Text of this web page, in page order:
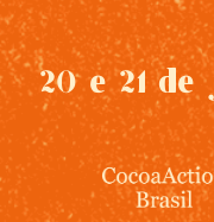
20 e 21